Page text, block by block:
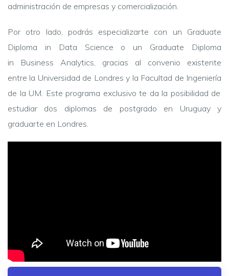
administración de empresas y comercialización.
Por otro lado, podrás especializarte con un Graduate
Diploma in Data Science o un Graduate Diploma
in Business Analytics, gracias al convenio existente
entre la Universidad de Londres y la Facultad de Ingeniería
de la UM. Este programa exclusivo te da la posibilidad de
estudiar
dos diplomas de postgrado en
Uruguay y
graduarte en Londres.